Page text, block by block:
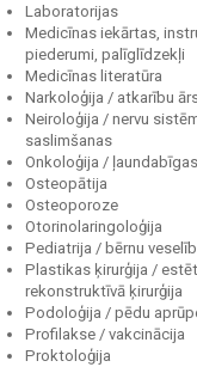
Laboratorijas
Medicīnas iekārtas,
piederumi, palīglīdzekļi
Medicīnas literatūra
Narkoloģija / atkarību
Neiroloģija / nervu
saslimšanas
Onkoloģija /
Osteopātija
Osteoporoze
Otorinolaringoloģija
Pediatrija / bērnu
Plastikas ķirurģija /
rekonstruktīvā ķirurģija
Podoloģija / pēdu
Profilakse / vakcinācija
Proktoloģija